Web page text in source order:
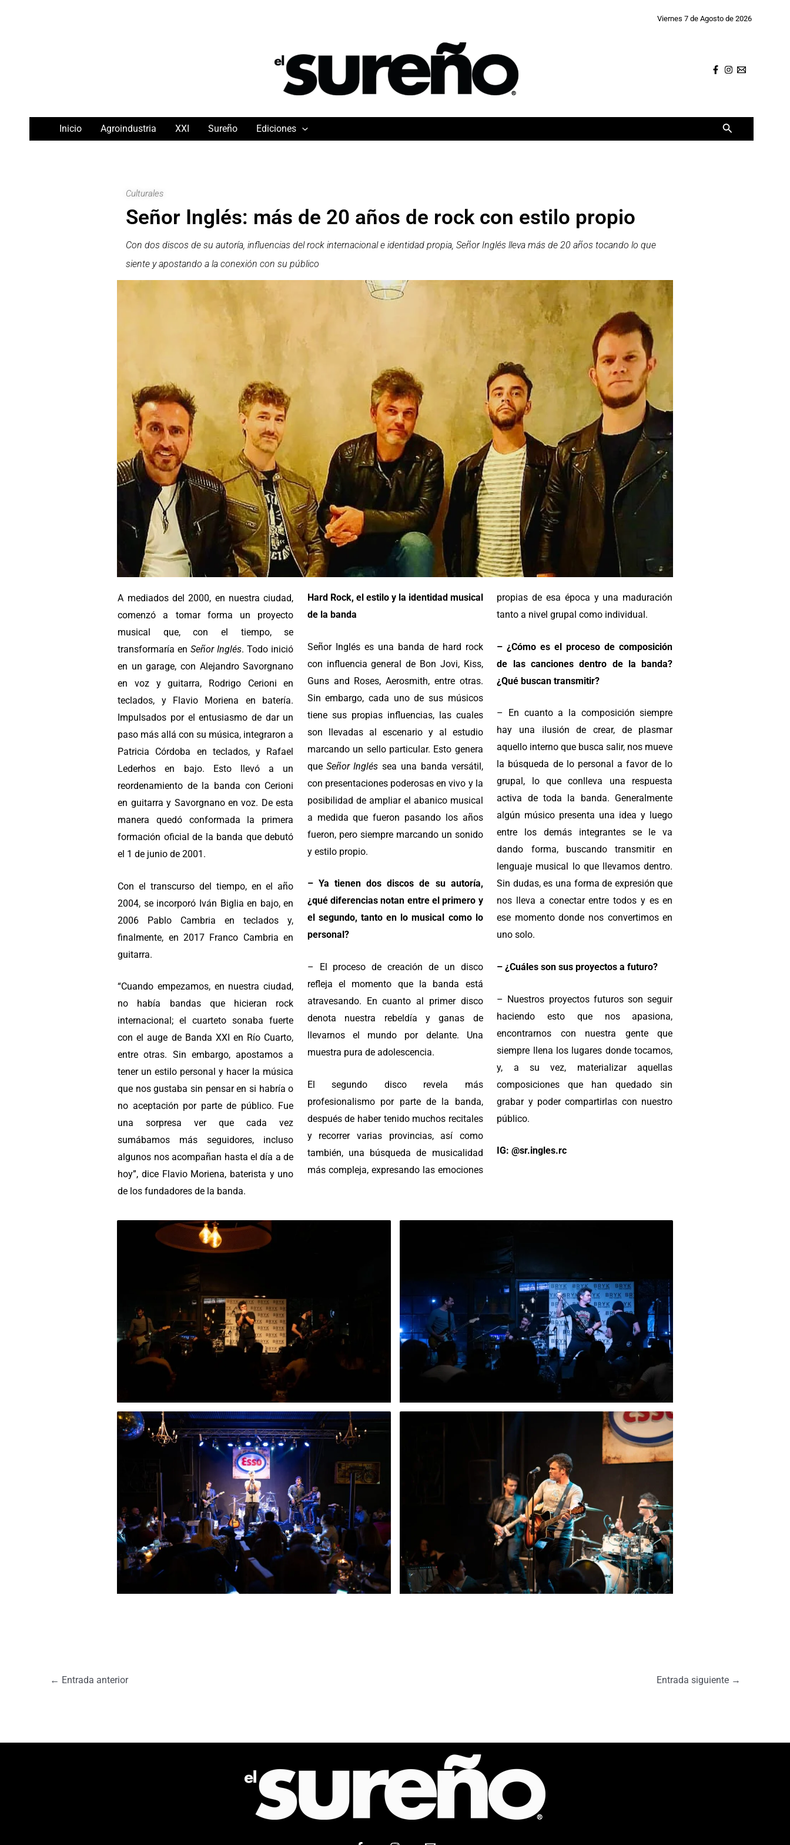
Viernes 7 de Agosto de 2026
Inicio Agroindustria XXI Sureño Ediciones Buscar
Culturales
Señor Inglés: más de 20 años de rock con estilo propio
Con dos discos de su autoría, influencias del rock internacional e identidad propia, Señor Inglés lleva más de 20 años tocando lo que
siente y apostando a la conexión con su público
A mediados del 2000, en nuestra ciudad,
comenzó a tomar forma un proyecto
musical que, con el tiempo, se
transformaría enSeñor Inglés. Todo inició
en un garage, con Alejandro Savorgnano
en voz y guitarra, Rodrigo Cerioni en
teclados, y Flavio Moriena en batería.
Impulsados por el entusiasmo de dar un
paso más allá con su música, integraron a
Patricia Córdoba en teclados, y Rafael
Lederhos en bajo. Esto llevó a un
reordenamiento de la banda con Cerioni
en guitarra y Savorgnano en voz. De esta
manera quedó conformada la primera
formación oficial de la banda que debutó
el 1 de junio de 2001.
Con el transcurso del tiempo, en el año
2004, se incorporó Iván Biglia en bajo, en
2006 Pablo Cambria en teclados y,
finalmente, en 2017 Franco Cambria en
guitarra.
“Cuando empezamos, en nuestra ciudad,
no había bandas que hicieran rock
internacional; el cuarteto sonaba fuerte
con el auge de Banda XXI en Río Cuarto,
entre otras. Sin embargo, apostamos a
tener un estilo personal y hacer la música
que nos gustaba sin pensar en si habría o
no aceptación por parte de público. Fue
una sorpresa ver que cada vez
sumábamos más seguidores, incluso
algunos nos acompañan hasta el día a de
hoy”, dice Flavio Moriena, baterista y uno
de los fundadores de la banda.
Hard Rock, el estilo y la identidad musical
de la banda
Señor Inglés es una banda de hard rock
con influencia general de Bon Jovi, Kiss,
Guns and Roses, Aerosmith, entre otras.
Sin embargo, cada uno de sus músicos
tiene sus propias influencias, las cuales
son llevadas al escenario y al estudio
marcando un sello particular. Esto genera
que Señor Ingléssea una banda versátil,
con presentaciones poderosas en vivo y la
posibilidad de ampliar el abanico musical
a medida que fueron pasando los años
fueron, pero siempre marcando un sonido
y estilo propio.
– Ya tienen dos discos de su autoría,
¿qué diferencias notan entre el primero y
el segundo, tanto en lo musical como lo
personal?
– El proceso de creación de un disco
refleja el momento que la banda está
atravesando. En cuanto al primer disco
denota nuestra rebeldía y ganas de
llevarnos el mundo por delante. Una
muestra pura de adolescencia.
El segundo disco revela más
profesionalismo por parte de la banda,
después de haber tenido muchos recitales
y recorrer varias provincias, así como
también, una búsqueda de musicalidad
más compleja, expresando las emociones
propias de esa época y una maduración
tanto a nivel grupal como individual.
– ¿Cómo es el proceso de composición
de las canciones dentro de la banda?
¿Qué buscan transmitir?
– En cuanto a la composición siempre
hay una ilusión de crear, de plasmar
aquello interno que busca salir, nos mueve
la búsqueda de lo personal a favor de lo
grupal, lo que conlleva una respuesta
activa de toda la banda. Generalmente
algún músico presenta una idea y luego
entre los demás integrantes se le va
dando forma, buscando transmitir en
lenguaje musical lo que llevamos dentro.
Sin dudas, es una forma de expresión que
nos lleva a conectar entre todos y es en
ese momento donde nos convertimos en
uno solo.
– ¿Cuáles son sus proyectos a futuro?
– Nuestros proyectos futuros son seguir
haciendo esto que nos apasiona,
encontrarnos con nuestra gente que
siempre llena los lugares donde tocamos,
y, a su vez, materializar aquellas
composiciones que han quedado sin
grabar y poder compartirlas con nuestro
público.
IG: @sr.ingles.rc
← Entrada anterior Entrada siguiente →